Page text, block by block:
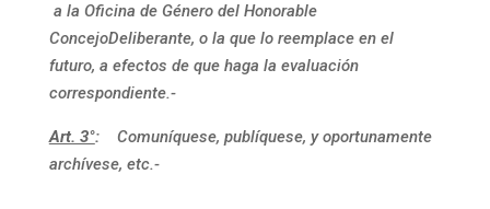
a la Oficina de Género del Honorable
ConcejoDeliberante, o la que lo reemplace en el
futuro, a efectos de que haga la evaluación
correspondiente.-
Art. 3°: Comuníquese, publíquese, y oportunamente
archívese, etc.-